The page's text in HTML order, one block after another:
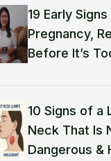
19 Early
Pregnancy,
Before It’s
10 Signs of a
Neck That Is
Dangerous &